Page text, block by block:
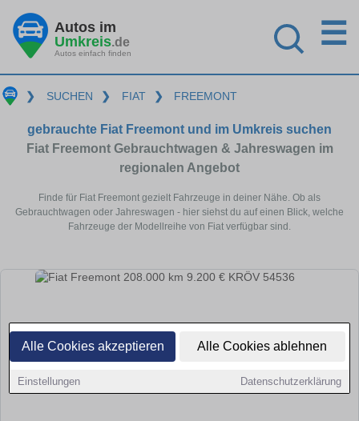
Alle Cookies akzeptieren Alle Cookies ablehnen
Einstellungen Datenschutzerklärung
Autos im
Umkreis.de
Autos einfach finden
☰
❯ SUCHEN ❯ FIAT ❯ FREEMONT
gebrauchte Fiat Freemont und im Umkreis suchen
Fiat Freemont Gebrauchtwagen & Jahreswagen im
regionalen Angebot
Finde für Fiat Freemont gezielt Fahrzeuge in deiner Nähe. Ob als
Gebrauchtwagen oder Jahreswagen - hier siehst du auf einen Blick, welche
Fahrzeuge der Modellreihe von Fiat verfügbar sind.